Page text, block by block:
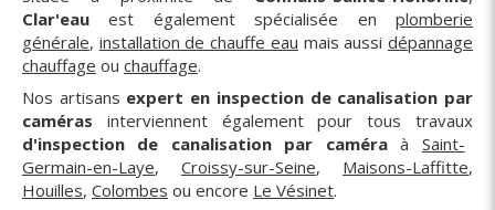
Clar'eau est également spécialisée en plomberie
générale, installation de chauffe eau mais aussidépannage
chauffage ou chauffage.
Nos artisans expert en inspection de canalisation par
caméras interviennent également pour tous travaux
d'inspection de canalisation par caméraà Saint-
Germain-en-Laye, Croissy-sur-Seine, Maisons-Laffitte,
Houilles, Colombes ou encore Le Vésinet.